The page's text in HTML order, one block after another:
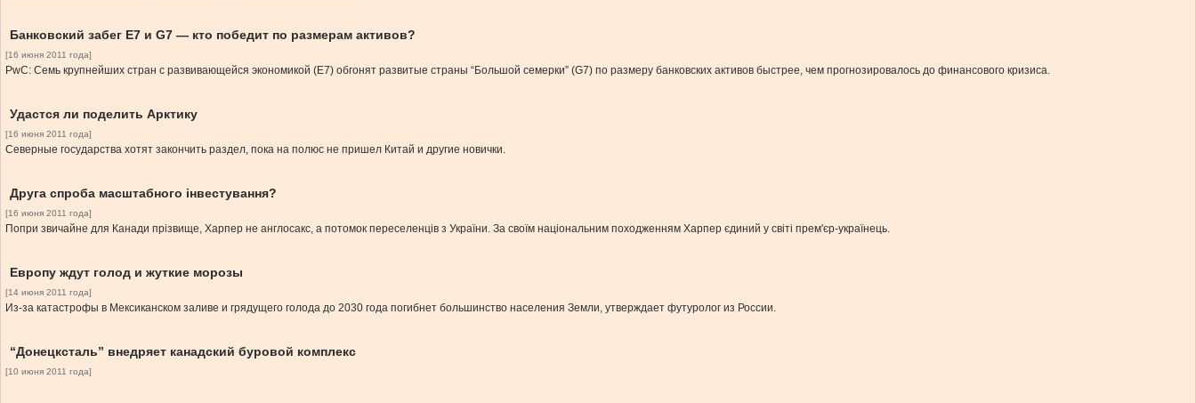
Банковский забег E7 и G7 — кто победит по размерам активов?
[16 июня 2011 года]
PwC: Семь крупнейших стран с развивающейся экономикой (Е7) обгонят развитые страны “Большой семерки” (G7) по размеру банковских активов быстрее, чем прогнозировалось до финансового кризиса.
Удастся ли поделить Арктику
[16 июня 2011 года]
Северные государства хотят закончить раздел, пока на полюс не пришел Китай и другие новички.
Друга спроба масштабного інвестування?
[16 июня 2011 года]
Попри звичайне для Канади прізвище, Харпер не англосакс, а потомок переселенців з України. За своїм національним походженням Харпер єдиний у світі прем'єр-українець.
Европу ждут голод и жуткие морозы
[14 июня 2011 года]
Из-за катастрофы в Мексиканском заливе и грядущего голода до 2030 года погибнет большинство населения Земли, утверждает футуролог из России.
“Донецксталь” внедряет канадский буровой комплекс
[10 июня 2011 года]